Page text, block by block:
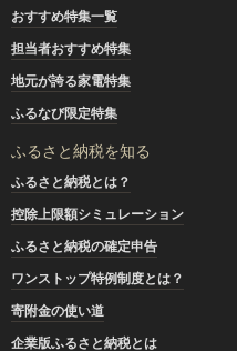
おすすめ特集一覧
担当者おすすめ特集
地元が誇る家電特集
ふるなび限定特集
ふるさと納税を知る
ふるさと納税とは？
控除上限額シミュレーション
ふるさと納税の確定申告
ワンストップ特例制度とは？
寄附金の使い道
企業版ふるさと納税とは